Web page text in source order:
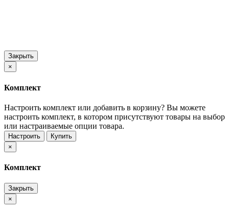
Закрыть
×
Комплект
Настроить комплект или добавить в корзину? Вы можете
настроить комплект, в котором присутствуют товары на выбор
или настраиваемые опции товара.
Настроить
Купить
×
Комплект
Закрыть
×